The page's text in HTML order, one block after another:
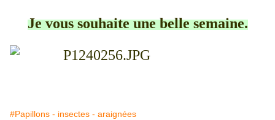
Je vous souhaite une belle semaine.
#Papillons - insectes - araignées